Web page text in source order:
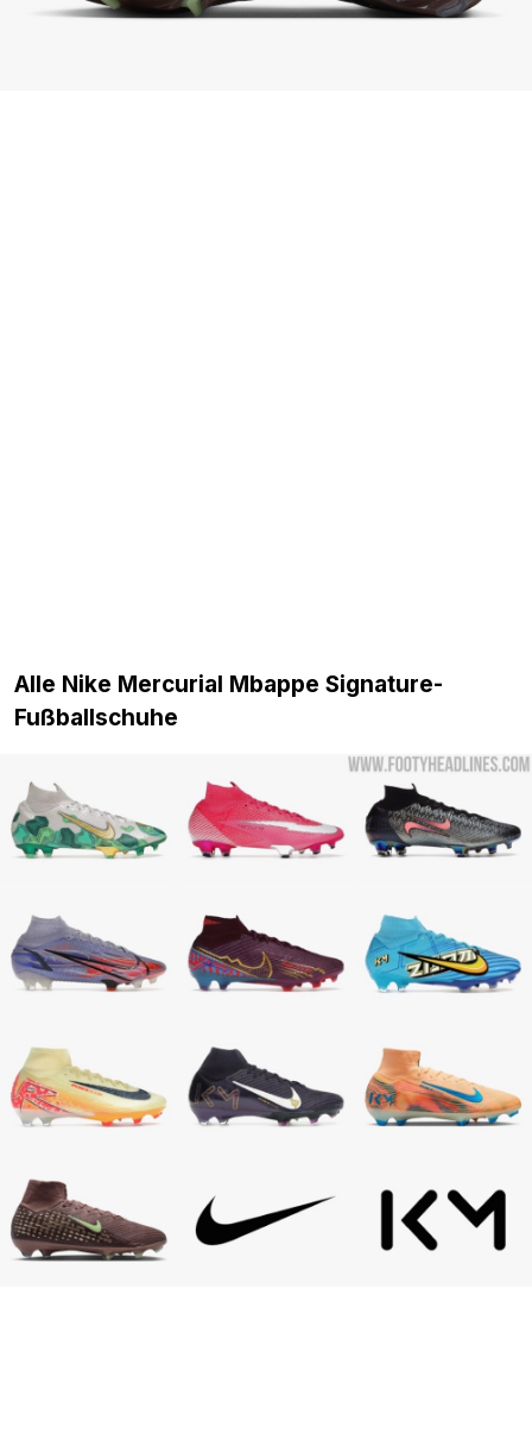
Alle Nike Mercurial Mbappe Signature-
Fußballschuhe